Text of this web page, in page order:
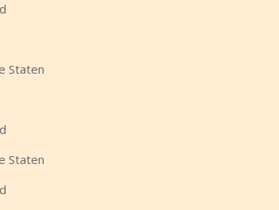
Staten
Staten